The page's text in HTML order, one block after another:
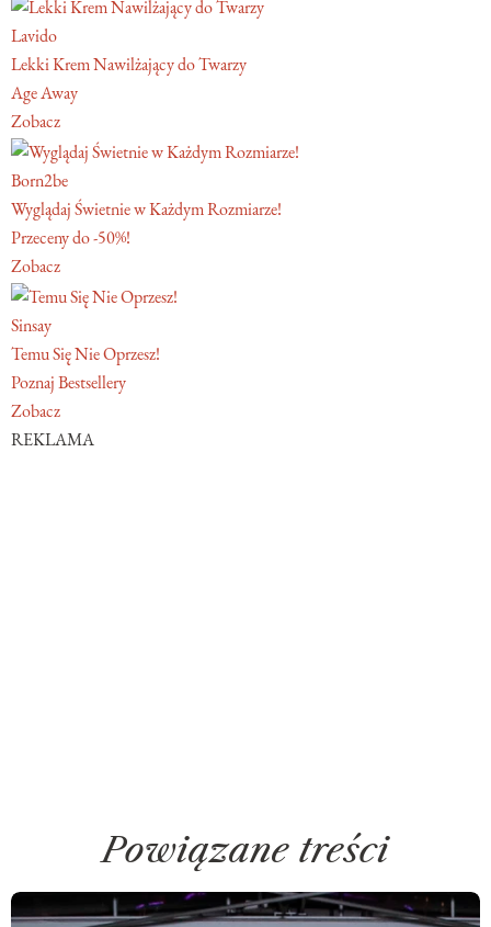
Lavido
Lekki Krem Nawilżający do Twarzy
Age Away
Zobacz
Born2be
Wyglądaj Świetnie w Każdym Rozmiarze!
Przeceny do -50%!
Zobacz
Sinsay
Temu Się Nie Oprzesz!
Poznaj Bestsellery
Zobacz
REKLAMA
Powiązane treści